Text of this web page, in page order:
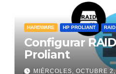
HARDWARE HP PROLIANT RAID
Configurar
Proliant
MIÉRCOLES, OCTUBRE